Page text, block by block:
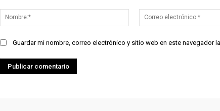
Nombre:*
Guardar mi nombre, correo electrónico y sitio web en este navegador